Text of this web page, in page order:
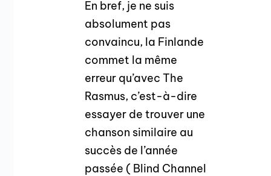
En bref, je ne suis
absolument pas
convaincu, la Finlande
commet la même
erreur qu’avec The
Rasmus, c’est-à-dire
essayer de trouver une
chanson similaire au
succès de l’année
passée ( Blind Channel